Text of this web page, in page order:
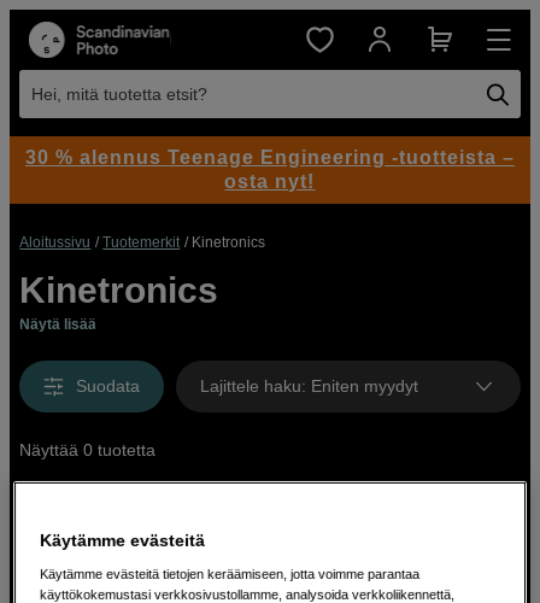
Hei, mitä tuotetta etsit?
Aloitussivu Tuotemerkit Kinetronics
Kinetronics
Näytä lisää
Suodata Lajittele haku: Eniten myydyt
Näyttää 0 tuotetta
30 % alennus Teenage Engineering -tuotteista –
osta nyt!
Käytämme evästeitä
Käytämme evästeitä tietojen keräämiseen, jotta voimme parantaa
käyttökokemustasi verkkosivustollamme, analysoida verkkoliikennettä,